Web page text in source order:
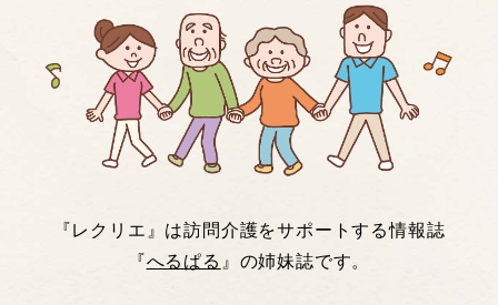
『レクリエ』は訪問介護をサポートする情報誌
『へるぱる 』の姉妹誌です。